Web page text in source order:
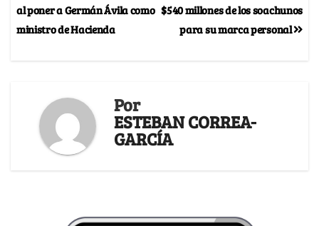
$540 millones de los soachunos
para su marca personal
al poner a Germán Ávila como
ministro de Hacienda
Por
ESTEBAN CORREA-
GARCÍA